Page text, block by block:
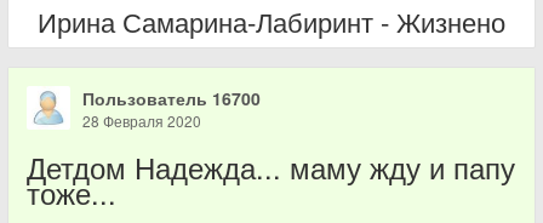
Ирина Самарина-Лабиринт - Жизнено
Пользователь 16700
28 Февраля 2020
Детдом Надежда... маму жду и папу
тоже...